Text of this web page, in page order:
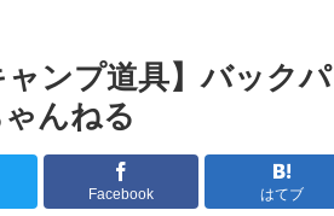
ャンプ道具】バック
んねる
Facebook はてブ